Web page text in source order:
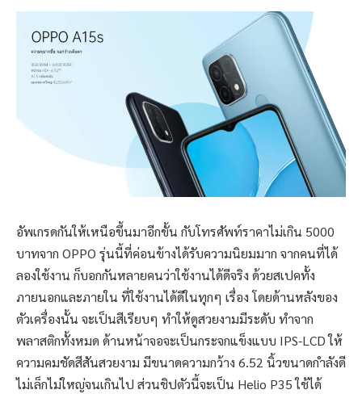
อัพเกรดกันให้เหนือขึ้นมาอีกขั้น กับโทรศัพท์ราคาไม่เกิน 5000
บาทจาก OPPO รุ่นนี้ที่ค่อนข้างได้รับความนิยมมาก จากคนที่ได้
ลองใช้งาน ก็บอกกันหลายคนว่าใช้งานได้ดีจริง ด้วยสเปคทั้ง
ภายนอกและภายใน ที่ใช้งานได้ดีในทุกๆ เรื่อง โดยด้านหลังของ
ตัวเครื่องนั้น จะเป็นสีเรียบๆ ทำให้ดูสวยงามมีระดับ ทำจาก
พลาสติกทั้งหมด ด้านหน้าจอจะเป็นกระจกแข็งแบบ IPS-LCD ให้
ความคมชัดสีสันสวยงาม มีขนาดความกว้าง 6.52 นิ้วขนาดกำลังดี
ไม่เล็กไม่ใหญ่จนเกินไป ส่วนชิปตัวนี้จะเป็น Helio P35 ใช้ได้